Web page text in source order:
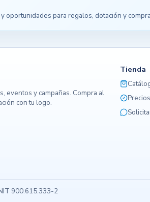
oportunidades para regalos, dotación y
eventos y campañas. Compra al
con tu logo.
Tienda
900.615.333-2